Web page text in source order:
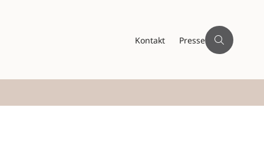
Kontakt Presse